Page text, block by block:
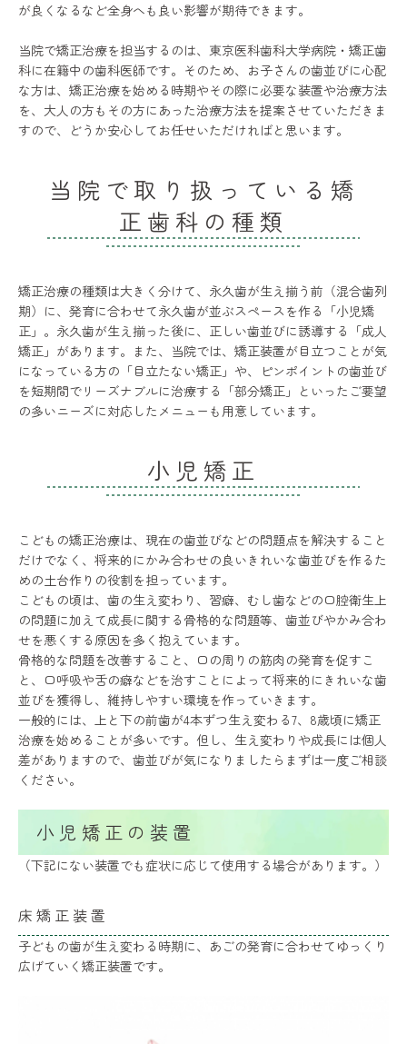
が良くなるなど全身へも良い影響が期待できます。
当院で矯正治療を担当するのは、東京医科歯科大学病院・矯正歯
科に在籍中の歯科医師です。そのため、お子さんの歯並びに心配
な方は、矯正治療を始める時期やその際に必要な装置や治療方法
を、大人の方もその方にあった治療方法を提案させていただきま
すので、どうか安心してお任せいただければと思います。
当院で取り扱っている矯
正歯科の種類
矯正治療の種類は大きく分けて、永久歯が生え揃う前（混合歯列
期）に、発育に合わせて永久歯が並ぶスペースを作る「小児矯
正」。永久歯が生え揃った後に、正しい歯並びに誘導する「成人
矯正」があります。また、当院では、矯正装置が目立つことが気
になっている方の「目立たない矯正」や、ピンポイントの歯並び
を短期間でリーズナブルに治療する「部分矯正」といったご要望
の多いニーズに対応したメニューも用意しています。
小児矯正
こどもの矯正治療は、現在の歯並びなどの問題点を解決すること
だけでなく、将来的にかみ合わせの良いきれいな歯並びを作るた
めの土台作りの役割を担っています。
こどもの頃は、歯の生え変わり、習癖、むし歯などの口腔衛生上
の問題に加えて成長に関する骨格的な問題等、歯並びやかみ合わ
せを悪くする原因を多く抱えています。
骨格的な問題を改善すること、口の周りの筋肉の発育を促すこ
と、口呼吸や舌の癖などを治すことによって将来的にきれいな歯
並びを獲得し、維持しやすい環境を作っていきます。
一般的には、上と下の前歯が4本ずつ生え変わる7、8歳頃に矯正
治療を始めることが多いです。但し、生え変わりや成長には個人
差がありますので、歯並びが気になりましたらまずは一度ご相談
ください。
小児矯正の装置
（下記にない装置でも症状に応じて使用する場合があります。）
床矯正装置
子どもの歯が生え変わる時期に、あごの発育に合わせてゆっくり
広げていく矯正装置です。